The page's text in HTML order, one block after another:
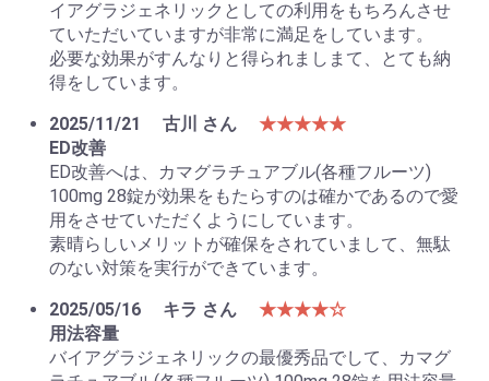
イアグラジェネリックとしての利用をもちろんさせ
ていただいていますが非常に満足をしています。
必要な効果がすんなりと得られましまて、とても納
得をしています。
2025/11/21
古川 さん
★★★★★
ED改善
ED改善へは、カマグラチュアブル(各種フルーツ)
100mg 28錠が効果をもたらすのは確かであるので愛
用をさせていただくようにしています。
素晴らしいメリットが確保をされていまして、無駄
のない対策を実行ができています。
2025/05/16
キラ さん
★★★★☆
用法容量
バイアグラジェネリックの最優秀品でして、カマグ